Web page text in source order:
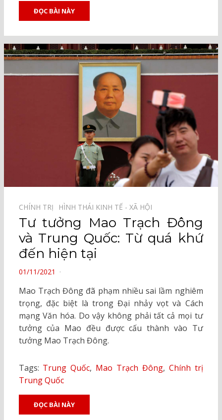
ĐỌC BÀI NÀY
CHÍNH TRỊ⠀ HÌNH THÁI KINH TẾ - XÃ HỘI⠀
Tư tưởng Mao Trạch Đông
và Trung Quốc: Từ quá khứ
đến hiện tại
POSTED
01/11/2021
Mao Trạch Đông đã phạm nhiều sai lầm nghiêm
trọng, đặc biệt là trong Đại nhảy vọt và Cách
mạng Văn hóa. Do vậy không phải tất cả mọi tư
tưởng của Mao đều được cấu thành vào Tư
tưởng Mao Trạch Đông.
Tags: Trung Quốc, Mao Trạch Đông, Chính trị
Trung Quốc
ĐỌC BÀI NÀY